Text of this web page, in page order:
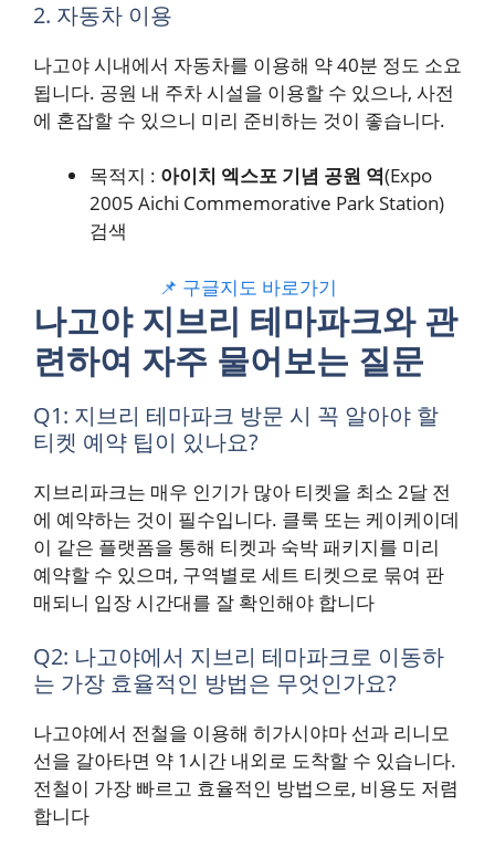
2. 자동차 이용
나고야 시내에서 자동차를 이용해 약 40분 정도 소요
됩니다. 공원 내 주차 시설을 이용할 수 있으나, 사전
에 혼잡할 수 있으니 미리 준비하는 것이 좋습니다.
목적지 : 아이치 엑스포 기념 공원 역(Expo
2005 Aichi Commemorative Park Station)
검색
📌 구글지도 바로가기
나고야 지브리 테마파크와 관
련하여 자주 물어보는 질문
Q1: 지브리 테마파크 방문 시 꼭 알아야 할
티켓 예약 팁이 있나요?
지브리파크는 매우 인기가 많아 티켓을 최소 2달 전
에 예약하는 것이 필수입니다. 클룩 또는 케이케이데
이 같은 플랫폼을 통해 티켓과 숙박 패키지를 미리
예약할 수 있으며, 구역별로 세트 티켓으로 묶여 판
매되니 입장 시간대를 잘 확인해야 합니다​
Q2: 나고야에서 지브리 테마파크로 이동하
는 가장 효율적인 방법은 무엇인가요?
나고야에서 전철을 이용해 히가시야마 선과 리니모
선을 갈아타면 약 1시간 내외로 도착할 수 있습니다.
전철이 가장 빠르고 효율적인 방법으로, 비용도 저렴
합니다​